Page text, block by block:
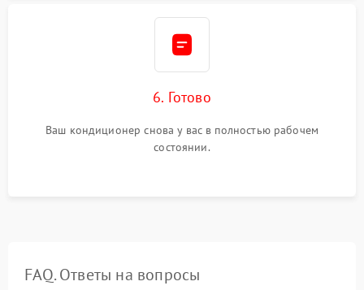
6. Готово
Ваш кондиционер снова у вас в полностью рабочем
состоянии.
FAQ. Ответы на вопросы